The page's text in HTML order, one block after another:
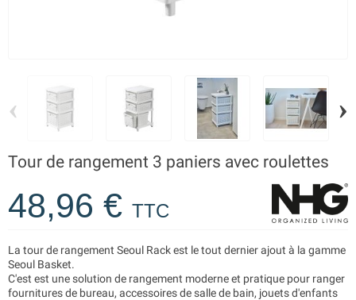
‹ ›
Tour de rangement 3 paniers avec roulettes
48,96 € TTC
La tour de rangement Seoul Rack est le tout dernier ajout à la gamme
Seoul Basket.
C'est est une solution de rangement moderne et pratique pour ranger
fournitures de bureau, accessoires de salle de bain, jouets d'enfants